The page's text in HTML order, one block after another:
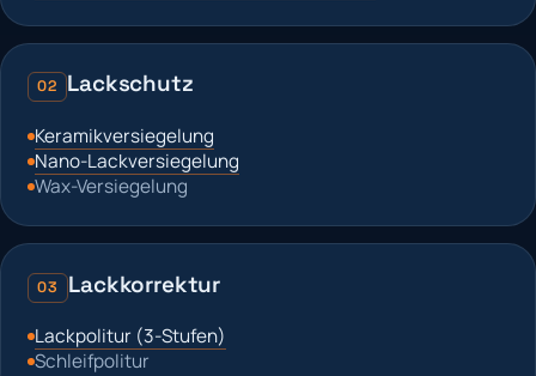
02 Lackschutz
Keramikversiegelung
Nano-Lackversiegelung
Wax-Versiegelung
03 Lackkorrektur
Lackpolitur (3-Stufen)
Schleifpolitur